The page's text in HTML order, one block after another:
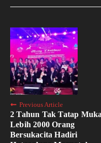
Previous Article
2 Tahun Tak Tatap
Lebih 2000 Orang
Bersukacita Hadiri